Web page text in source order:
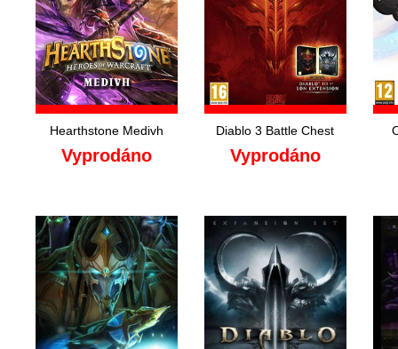
Hearthstone Medivh
Vyprodáno
Diablo 3 Battle Chest
Vyprodáno